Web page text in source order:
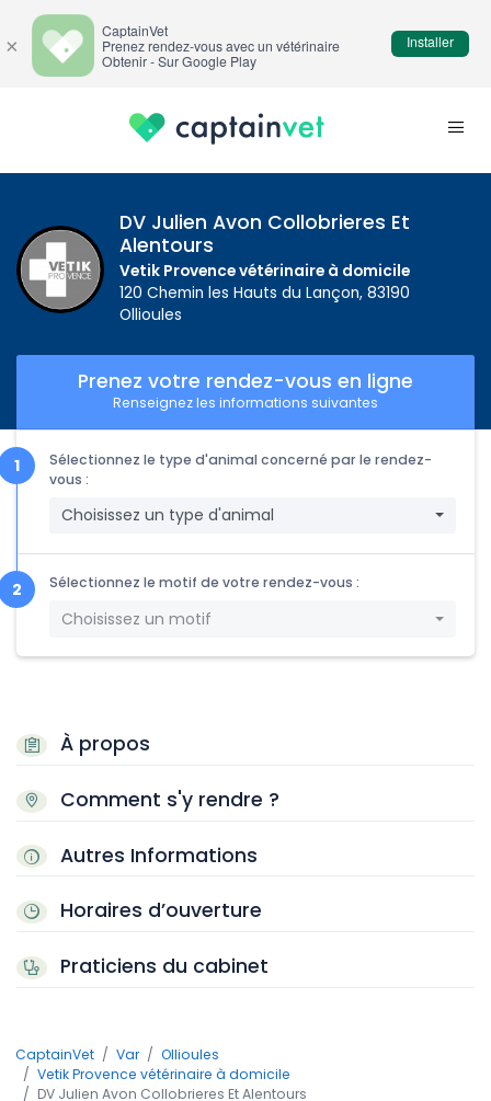
DV Julien Avon Collobrieres Et
Alentours
Vetik Provence vétérinaire à domicile
120 Chemin les Hauts du Lançon, 83190
Ollioules
À propos
Comment s'y rendre ?
Autres Informations
Horaires d’ouverture
Praticiens du cabinet
Prenez votre rendez-vous en ligne
Renseignez les informations suivantes
Sélectionnez le type d'animal concerné par le rendez-
vous :
Choisissez un type d'animal
Sélectionnez le motif de votre rendez-vous :
Choisissez un motif
CaptainVet Var
Ollioules
Vetik Provence vétérinaire à domicile
DV Julien Avon Collobrieres Et Alentours
×
CaptainVet
Prenez rendez-vous avec un vétérinaire
Obtenir - Sur Google Play
Installer